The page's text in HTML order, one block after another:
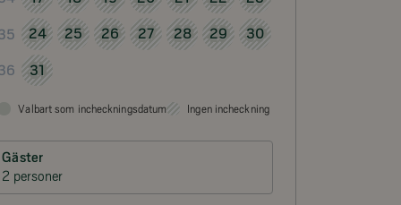
24 25 26 27 28 29 30
31
Valbart som incheckningsdatum Ingen incheckning
Gäster
2 personer